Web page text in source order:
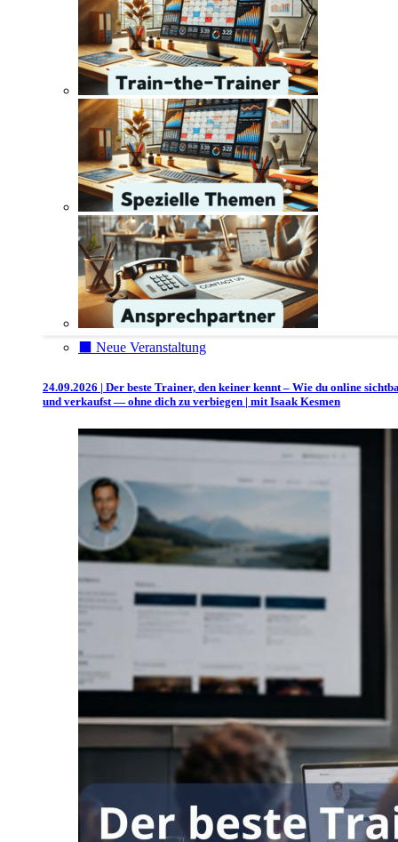
⬛️ Neue Veranstaltung
24.09.2026 | Der beste Trainer, den keiner kennt – Wie du online
und verkaufst — ohne dich zu verbiegen | mit Isaak Kesmen